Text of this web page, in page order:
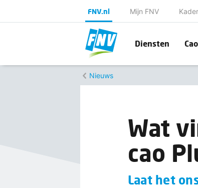
FNV.nl Mijn FNV
Diensten
Nieuws
Wat
cao
Laat het